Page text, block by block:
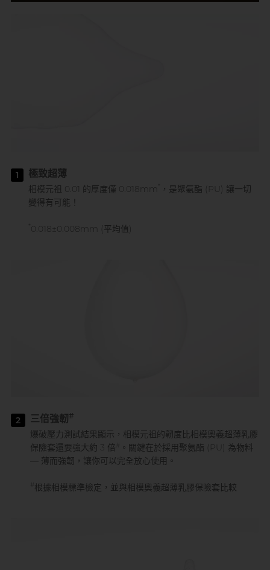
1 極致超薄
相模元祖 0.01 的厚度僅 0.018mm
，是聚氨酯 (PU) 讓一切
變得有可能！
0.018±0.008mm (平均值)
2 三倍強韌 #
爆破壓力測試結果顯示，相模元祖的韌度比相模奧義超薄乳膠
保險套還要強大約 3 倍
。關鍵在於採用聚氨酯 (PU) 為物料
— 薄而強韌，讓你可以完全放心使用。
根據相模標準檢定，並與相模奧義超薄乳膠保險套比較